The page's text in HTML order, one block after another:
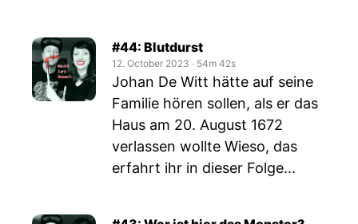
#44: Blutdurst
12. October 2023 ‧ 54m 42s
Johan De Witt hätte auf seine
Familie hören sollen, als er das
Haus am 20. August 1672
verlassen wollte Wieso, das
erfahrt ihr in dieser Folge...